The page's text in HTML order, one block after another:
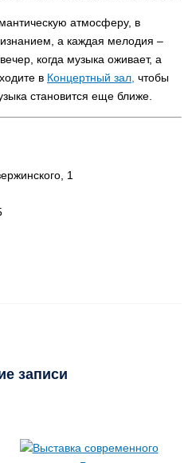
атмосферу, в
а каждая мелодия –
когда музыка оживает, а
в Концертный зал, чтобы
становится еще ближе.
1
записи